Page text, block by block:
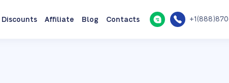
Discounts Affiliate Blog Contacts